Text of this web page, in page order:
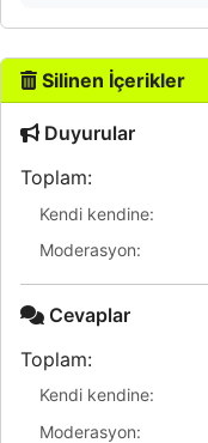
Silinen İçerikler
Duyurular
Toplam:
Kendi kendine:
Moderasyon:
Cevaplar
Toplam:
Kendi kendine:
Moderasyon: